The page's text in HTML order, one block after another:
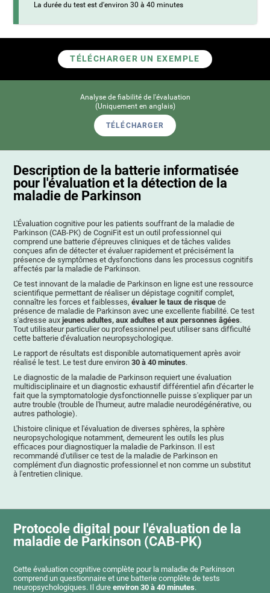
La durée du test est d'environ 30 à 40 minutes
TÉLÉCHARGER UN EXEMPLE
Analyse de fiabilité de l'évaluation
(Uniquement en anglais)
TÉLÉCHARGER
Description de la batterie informatisée
pour l'évaluation et la détection de la
maladie de Parkinson
L'Évaluation cognitive pour les patients souffrant de la maladie de
Parkinson (CAB-PK) de CogniFit est un outil professionnel qui
comprend une batterie d'épreuves cliniques et de tâches valides
conçues afin de détecter et évaluer rapidement et précisément la
présence de symptômes et dysfonctions dans les processus cognitifs
affectés par la maladie de Parkinson.
Ce test innovant de la maladie de Parkinson en ligne est une ressource
scientifique permettant de réaliser un dépistage cognitif complet,
connaître les forces et faiblesses,évaluer le taux de risque de
présence de maladie de Parkinson avec une excellente fiabilité. Ce test
s'adresse auxjeunes adultes, aux adultes et aux personnes âgées.
Tout utilisateur particulier ou professionnel peut utiliser sans difficulté
cette batterie d'évaluation neuropsychologique.
Le rapport de résultats est disponible automatiquement après avoir
réalisé le test. Le test dure environ30 à 40 minutes.
Le diagnostic de la maladie de Parkinson requiert une évaluation
multidisciplinaire et un diagnostic exhaustif différentiel afin d'écarter le
fait que la symptomatologie dysfonctionnelle puisse s'expliquer par un
autre trouble (trouble de l'humeur, autre maladie neurodégénérative, ou
autres pathologie).
L'histoire clinique et l'évaluation de diverses sphères, la sphère
neuropsychologique notamment, demeurent les outils les plus
efficaces pour diagnostiquer la maladie de Parkinson. Il est
recommandé d'utiliser ce test de la maladie de Parkinson en
complément d'un diagnostic professionnel et non comme un substitut
à l'entretien clinique.
Protocole digital pour l'évaluation de la
maladie de Parkinson (CAB-PK)
Cette évaluation cognitive complète pour la maladie de Parkinson
comprend un questionnaire et une batterie complète de tests
neuropsychologiques. Il dureenviron 30 à 40 minutes.